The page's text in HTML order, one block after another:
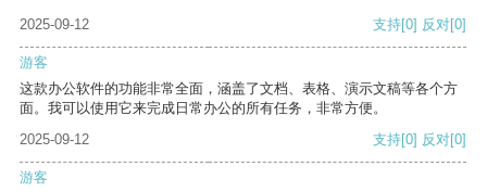
2025-09-12 支持[0] 反对[0]
游客
这款办公软件的功能非常全面，涵盖了文档、表格、演示文稿等各个方
面。我可以使用它来完成日常办公的所有任务，非常方便。
2025-09-12
支持[0] 反对[0]
游客